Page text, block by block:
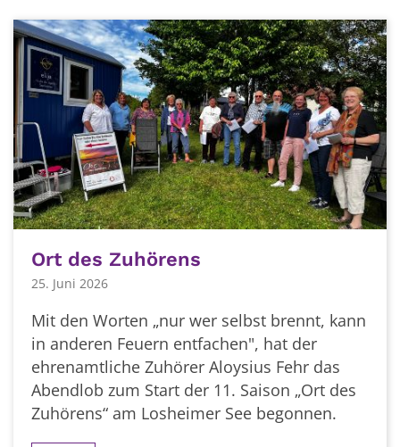
Ort des Zuhörens
25. Juni 2026
Mit den Worten „nur wer selbst brennt, kann
in anderen Feuern entfachen", hat der
ehrenamtliche Zuhörer Aloysius Fehr das
Abendlob zum Start der 11. Saison „Ort des
Zuhörens“ am Losheimer See begonnen.